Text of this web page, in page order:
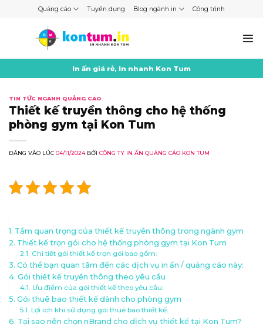
Quảng cáo Tuyển dụng Blog ngành in Công trình
In ấn giá rẻ, In nhanh Kon Tum
TIN TỨC NGÀNH QUẢNG CÁO
Thiết kế truyền thông cho hệ thống
phòng gym tại Kon Tum
ĐĂNG VÀO LÚC 04/11/2024BỞI CÔNG TY IN ẤN QUẢNG CÁO KON TUM
Tầm quan trọng của thiết kế truyền thông trong ngành gym
Thiết kế trọn gói cho hệ thống phòng gym tại Kon Tum
Chi tiết gói thiết kế trọn gói bao gồm:
Có thể bạn quan tâm đến các dịch vụ in ấn / quảng cáo này:
Gói thiết kế truyền thông theo yêu cầu
Ưu điểm của gói thiết kế theo yêu cầu:
Gói thuê bao thiết kế dành cho phòng gym
Lợi ích khi sử dụng gói thuê bao thiết kế:
Tại sao nên chọn nBrand cho dịch vụ thiết kế tại Kon Tum?